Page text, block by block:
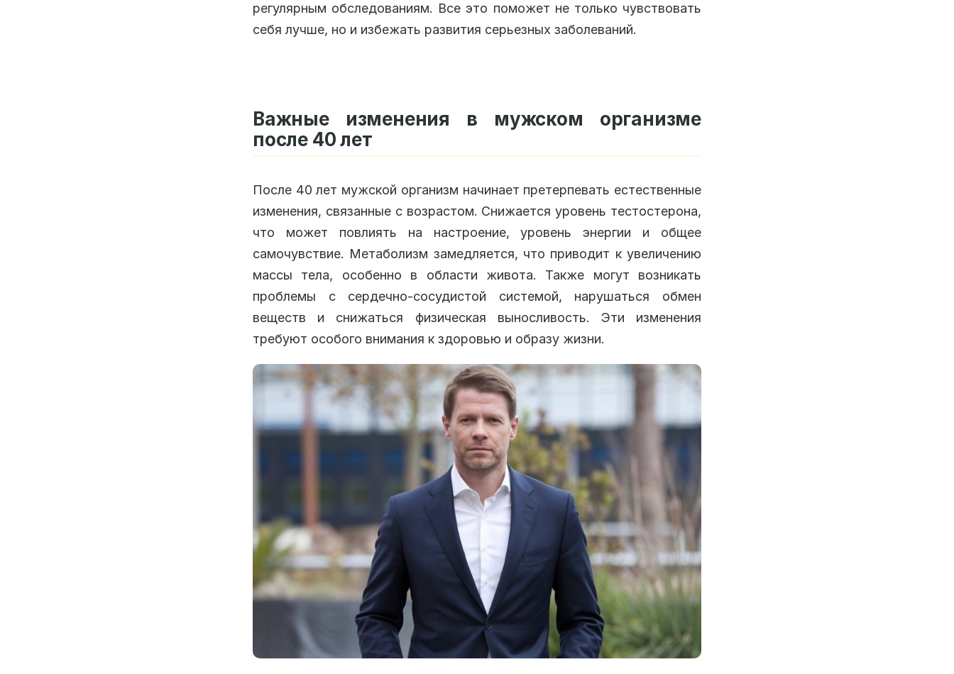
регулярным обследованиям. Все это поможет не только чувствовать
себя лучше, но и избежать развития серьезных заболеваний.
Важные изменения в мужском организме
после 40 лет
После 40 лет мужской организм начинает претерпевать естественные
изменения, связанные с возрастом. Снижается уровень тестостерона,
что может повлиять на настроение, уровень энергии и общее
самочувствие. Метаболизм замедляется, что приводит к увеличению
массы тела, особенно в области живота. Также могут возникать
проблемы с сердечно-сосудистой системой, нарушаться обмен
веществ и снижаться физическая выносливость. Эти изменения
требуют особого внимания к здоровью и образу жизни.